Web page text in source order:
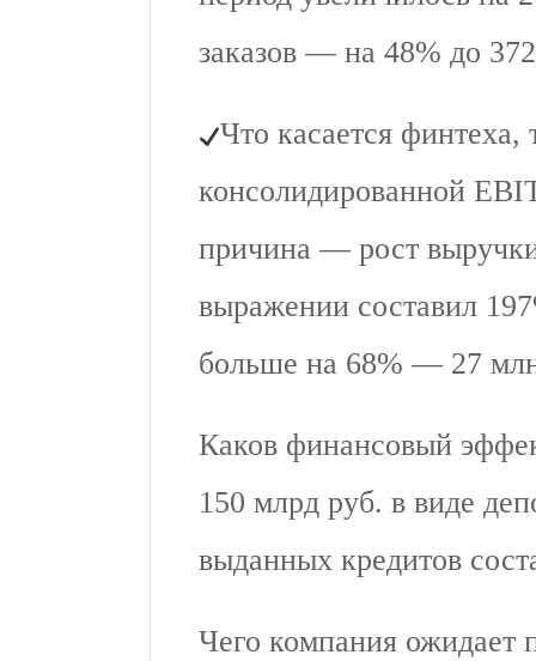
заказов — на 48% до
Что касается
консолидированной
причина — рост
выражении составил
больше на 68% — 27
Каков финансовый
150 млрд руб. в виде
выданных кредитов
Чего компания ожидает